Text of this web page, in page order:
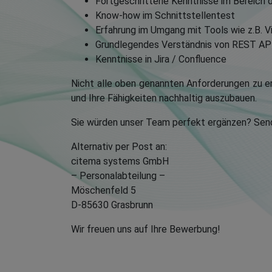
Know-how im Schnittstellentest
Erfahrung im Umgang mit Tools wie z.B.
Grundlegendes Verständnis von REST
Kenntnisse in Jira / Confluence
Nicht alle oben genannten Anforderungen zu
und Ihre Fähigkeiten nachhaltig auszubauen.
Sie würden unser Team perfekt ergänzen?
Alternativ per Post an:
citema systems GmbH
– Personalabteilung –
Möschenfeld 5
D-85630 Grasbrunn
Wir freuen uns auf Ihre Bewerbung!